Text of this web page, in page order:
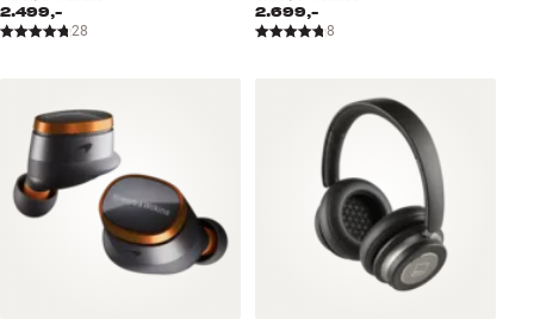
2.499,-
28
2.699,-
8